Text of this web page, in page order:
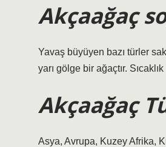
Akçaağaç
Yavaş büyüyen bazı türler
yarı gölge bir ağaçtır.
Akçaağaç
Asya, Avrupa, Kuzey Afrika,